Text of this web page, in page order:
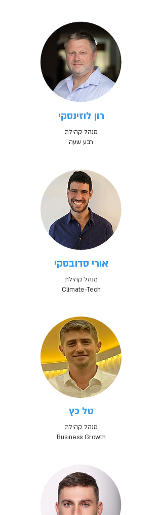
רון לוזינסקי
מנהל קהילת
רבע שעה
אורי סדובסקי
מנהל קהילת
Climate-Tech
טל כץ
מנהל קהילת
Business Growth